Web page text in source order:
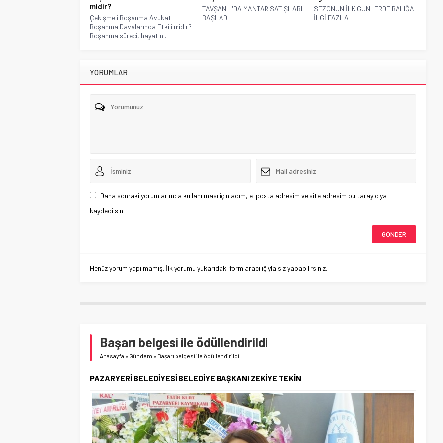
midir?
Çekişmeli Boşanma Avukatı
Boşanma Davalarında Etkili midir?
Boşanma süreci, hayatın...
TAVŞANLI'DA MANTAR SATIŞLARI
BAŞLADI
SEZONUN İLK GÜNLERDE BALIĞA
İLGİ FAZLA
YORUMLAR
Daha sonraki yorumlarımda kullanılması için adım, e-posta adresim ve site adresim bu tarayıcıya
kaydedilsin.
Henüz yorum yapılmamış. İlk yorumu yukarıdaki form aracılığıyla siz yapabilirsiniz.
Başarı belgesi ile ödüllendirildi
Anasayfa » Gündem » Başarı belgesi ile ödüllendirildi
PAZARYERİ BELEDİYESİ BELEDİYE BAŞKANI ZEKİYE TEKİN